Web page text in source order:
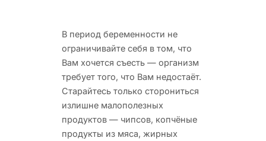
В период беременности не
ограничивайте себя в том, что
Вам хочется съесть — организм
требует того, что Вам недостаёт.
Старайтесь только сторониться
излишне малополезных
продуктов — чипсов, копчёные
продукты из мяса, жирных